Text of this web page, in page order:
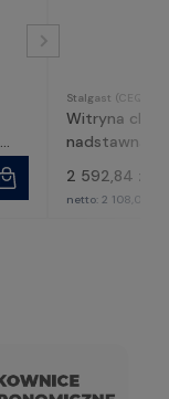
Stalgast (CEQ)
Witryna
nadstawna z
2 592,84 zł
netto: 2 108,00 zł